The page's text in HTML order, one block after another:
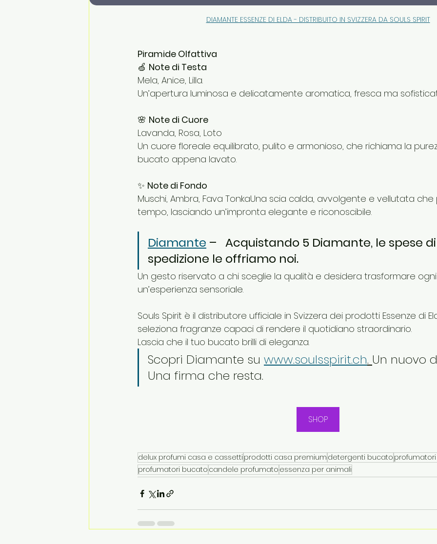
DIAMANTE ESSENZE DI ELDA - DISTRIBUITO IN SVIZZERA DA SOULS SPIRIT
Piramide Olfattiva
🍏 Note di Testa
Mela, Anice, Lilla.
Un’apertura luminosa e delicatamente aromatica, fresca ma
🌸 Note di Cuore
Lavanda, Rosa, Loto
Un cuore floreale equilibrato, pulito e armonioso, che richiama la
bucato appena lavato.
✨ Note di Fondo
Muschi, Ambra, Fava TonkaUna scia calda, avvolgente e vellutata
tempo, lasciando un’impronta elegante e riconoscibile.
Diamante –   Acquistando 5 Diamante, le spese
spedizione le offriamo noi.
Un gesto riservato a chi sceglie la qualità e desidera trasformare
un’esperienza sensoriale.
Souls Spirit è il distributore ufficiale in Svizzera dei prodotti Essenze di
seleziona fragranze capaci di rendere il quotidiano straordinario.
Lascia che il tuo bucato brilli di eleganza.
Scopri Diamante su www.soulsspirit.ch. Un nuovo
Una firma che resta.
SHOP
delux profumi casa e cassetti prodotti casa premium detergenti bucato
profumatori bucato candele profumato essenza per animali